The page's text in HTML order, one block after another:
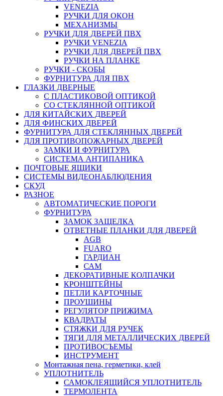
VENEZIA
РУЧКИ ДЛЯ ОКОН
МЕХАНИЗМЫ
РУЧКИ ДЛЯ ДВЕРЕЙ ПВХ
РУЧКИ VENEZIA
РУЧКИ ДЛЯ ДВЕРЕЙ ПВХ
РУЧКИ НА ПЛАНКЕ
РУЧКИ - СКОБЫ
ФУРНИТУРА ДЛЯ ПВХ
ГЛАЗКИ ДВЕРНЫЕ
С ПЛАСТИКОВОЙ ОПТИКОЙ
СО СТЕКЛЯННОЙ ОПТИКОЙ
ДЛЯ КИТАЙСКИХ ДВЕРЕЙ
ДЛЯ ФИНСКИХ ДВЕРЕЙ
ФУРНИТУРА ДЛЯ СТЕКЛЯННЫХ ДВЕРЕЙ
ДЛЯ ПРОТИВОПОЖАРНЫХ ДВЕРЕЙ
ЗАМКИ И ФУРНИТУРА
СИСТЕМА АНТИПАНИКА
ПОЧТОВЫЕ ЯЩИКИ
СИСТЕМЫ ВИДЕОНАБЛЮДЕНИЯ
СКУД
РАЗНОЕ
АВТОМАТИЧЕСКИЕ ПОРОГИ
ФУРНИТУРА
ЗАМОК ЗАЩЕЛКА
ОТВЕТНЫЕ ПЛАНКИ ДЛЯ ДВЕРЕЙ
AGB
FUARO
ГАРДИАН
САМ
ДЕКОРАТИВНЫЕ КОЛПАЧКИ
КРОНШТЕЙНЫ
ПЕТЛИ КАРТОЧНЫЕ
ПРОУШИНЫ
РЕГУЛЯТОР ПРИЖИМА
КВАДРАТЫ
СТЯЖКИ ДЛЯ РУЧЕК
ТЯГИ ДЛЯ МЕТАЛЛИЧЕСКИХ ДВЕРЕЙ
ПРОТИВОСЪЕМЫ
ИНСТРУМЕНТ
Монтажная пена, герметики, клей
УПЛОТНИТЕЛЬ
САМОКЛЕЯЩИЙСЯ УПЛОТНИТЕЛЬ
ТЕРМОЛЕНТА